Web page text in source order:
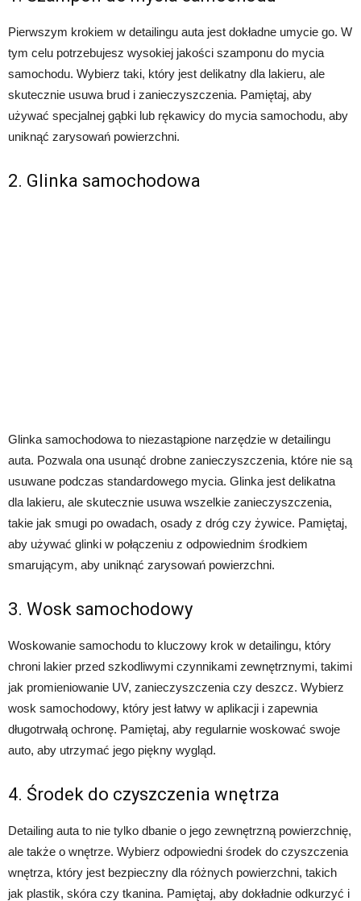
Pierwszym krokiem w detailingu auta jest dokładne umycie go. W
tym celu potrzebujesz wysokiej jakości szamponu do mycia
samochodu. Wybierz taki, który jest delikatny dla lakieru, ale
skutecznie usuwa brud i zanieczyszczenia. Pamiętaj, aby
używać specjalnej gąbki lub rękawicy do mycia samochodu, aby
uniknąć zarysowań powierzchni.
2. Glinka samochodowa
Glinka samochodowa to niezastąpione narzędzie w detailingu
auta. Pozwala ona usunąć drobne zanieczyszczenia, które nie są
usuwane podczas standardowego mycia. Glinka jest delikatna
dla lakieru, ale skutecznie usuwa wszelkie zanieczyszczenia,
takie jak smugi po owadach, osady z dróg czy żywice. Pamiętaj,
aby używać glinki w połączeniu z odpowiednim środkiem
smarującym, aby uniknąć zarysowań powierzchni.
3. Wosk samochodowy
Woskowanie samochodu to kluczowy krok w detailingu, który
chroni lakier przed szkodliwymi czynnikami zewnętrznymi, takimi
jak promieniowanie UV, zanieczyszczenia czy deszcz. Wybierz
wosk samochodowy, który jest łatwy w aplikacji i zapewnia
długotrwałą ochronę. Pamiętaj, aby regularnie woskować swoje
auto, aby utrzymać jego piękny wygląd.
4. Środek do czyszczenia wnętrza
Detailing auta to nie tylko dbanie o jego zewnętrzną powierzchnię,
ale także o wnętrze. Wybierz odpowiedni środek do czyszczenia
wnętrza, który jest bezpieczny dla różnych powierzchni, takich
jak plastik, skóra czy tkanina. Pamiętaj, aby dokładnie odkurzyć i